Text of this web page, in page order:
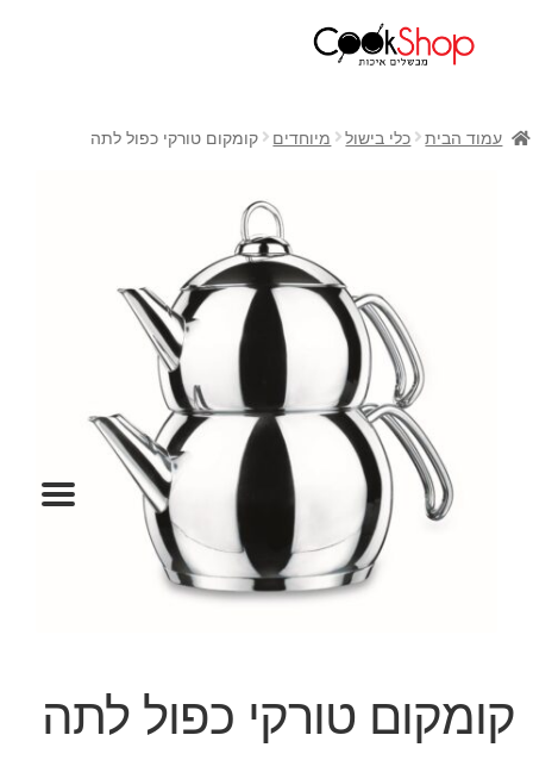
חנות
מוצרי חשמל למטבח
גאדג'טס וכלי מטבח
אחסון למטבח
קפה ותה
גיפט קארד
כלי בית
המותגים שלנו
מאמרים
עגלת קניות
עמוד הבית כלי בישול מיוחדים קומקום טורקי כפול לתה
קומקום טורקי כפול לתה